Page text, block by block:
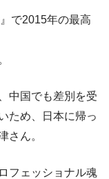
で2015年の最高
中国でも差別を受
ため、日本に帰っ
さん。
フェッショナル魂